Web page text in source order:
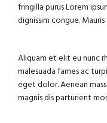
fringilla purus Lorem
dignissim congue.
Aliquam et elit eu nunc
malesuada fames ac
eget dolor. Aenean
magnis dis parturient